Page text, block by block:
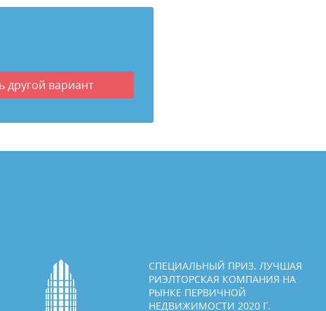
другой вариант
СПЕЦИАЛЬНЫЙ ПРИЗ. ЛУЧШАЯ
РИЭЛТОРСКАЯ КОМПАНИЯ НА
РЫНКЕ ПЕРВИЧНОЙ
НЕДВИЖИМОСТИ 2020 Г.